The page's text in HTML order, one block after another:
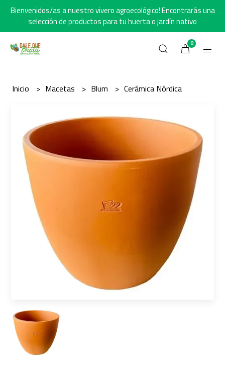
Bienvenidos/as a nuestro vivero agroecológico! Encontrarás una
selección de productos para tu huerta o jardín nativo
0
Inicio Macetas Blum Cerámica Nórdica